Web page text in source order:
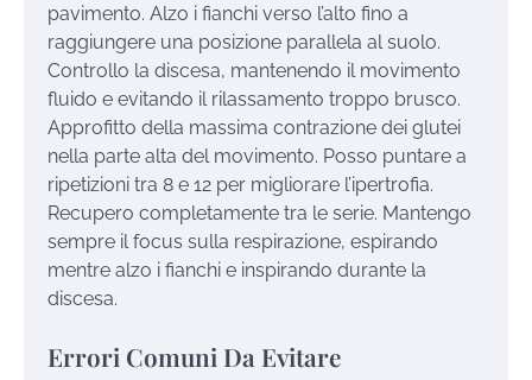
pavimento. Alzo i fianchi verso l’alto fino a
raggiungere una posizione parallela al suolo.
Controllo la discesa, mantenendo il movimento
fluido e evitando il rilassamento troppo brusco.
Approfitto della massima contrazione dei glutei
nella parte alta del movimento. Posso puntare a
ripetizioni tra 8 e 12 per migliorare l’ipertrofia.
Recupero completamente tra le serie. Mantengo
sempre il focus sulla respirazione, espirando
mentre alzo i fianchi e inspirando durante la
discesa.
Errori Comuni Da Evitare